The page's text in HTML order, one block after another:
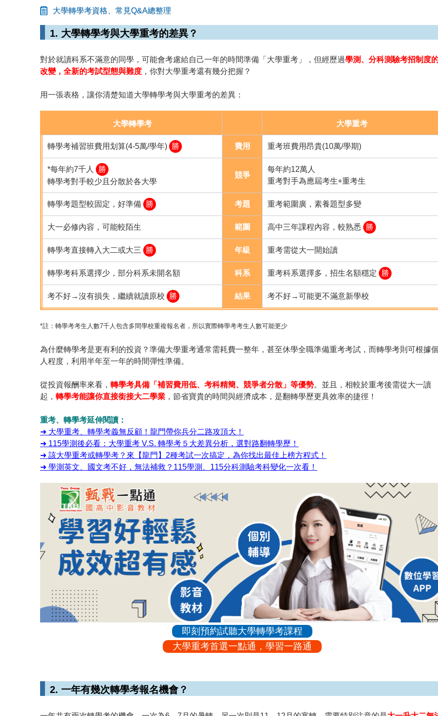
大學轉學考資格、常見Q&A總整理
1. 大學轉學考與大學重考的差異？
對於就讀科系不滿意的同學，可能會考慮給自己一年的時間準備「大學重考」，但經歷過學測、分科測驗考招制度
改變，全新的考試型態與難度 ，你對大學重考還有幾分把握？
用一張表格，讓你清楚知道大學轉學考與大學重考的差異：
大學轉學考 大學重考
轉學考補習班費用划算(4-5萬/學年) 勝 費用 重考班費用昂貴(10萬/學期)
*每年約7千人
勝
轉學考對手較少且分散於各大學
競爭
每年約12萬人
重考對手為應屆考生+重考生
轉學考題型較固定，好準備 勝 考題 重考範圍廣，素養題型多變
大一必修內容，可能較陌生 範圍 高中三年課程內容，較熟悉 勝
轉學考直接轉入大二或大三 勝 年級 重考需從大一開始讀
轉學考科系選擇少，部分科系未開名額 科系 重考科系選擇多，招生名額穩定 勝
考不好→沒有損失，繼續就讀原校 勝 結果 考不好→可能更不滿意新學校
*註：轉學考考生人數7千人包含多間學校重複報名者，所以實際轉學考考生人數可能更少
為什麼轉學考是更有利的投資？準備大學重考通常需耗費一整年，甚至休學全職準備重考考試，而轉學考則可根據
人程度，利用半年至一年的時間彈性準備。
從投資報酬率來看， 轉學考具備「補習費用低、考科精簡、競爭者分散」等優勢。並且，相較於重考後需從大一讀
起， 轉學考能讓你直接銜接大二學業 ，節省寶貴的時間與經濟成本，是翻轉學歷更具效率的捷徑！
重考、轉學考延伸閱讀：
➜ 大學重考、轉學考義無反顧！龍門帶你兵分二路攻頂大！
➜ 115學測後必看：大學重考 V.S. 轉學考５大差異分析，選對路翻轉學歷！
➜ 該大學重考或轉學考？來【龍門】2種考試一次搞定，為你找出最佳上榜方程式！
➜ 學測英文、國文考不好，無法補救？115學測、115分科測驗考科變化一次看！
即刻預約試聽大學轉學考課程
大學重考首選一點通，學習一路通
2. 一年有幾次轉學考報名機會？